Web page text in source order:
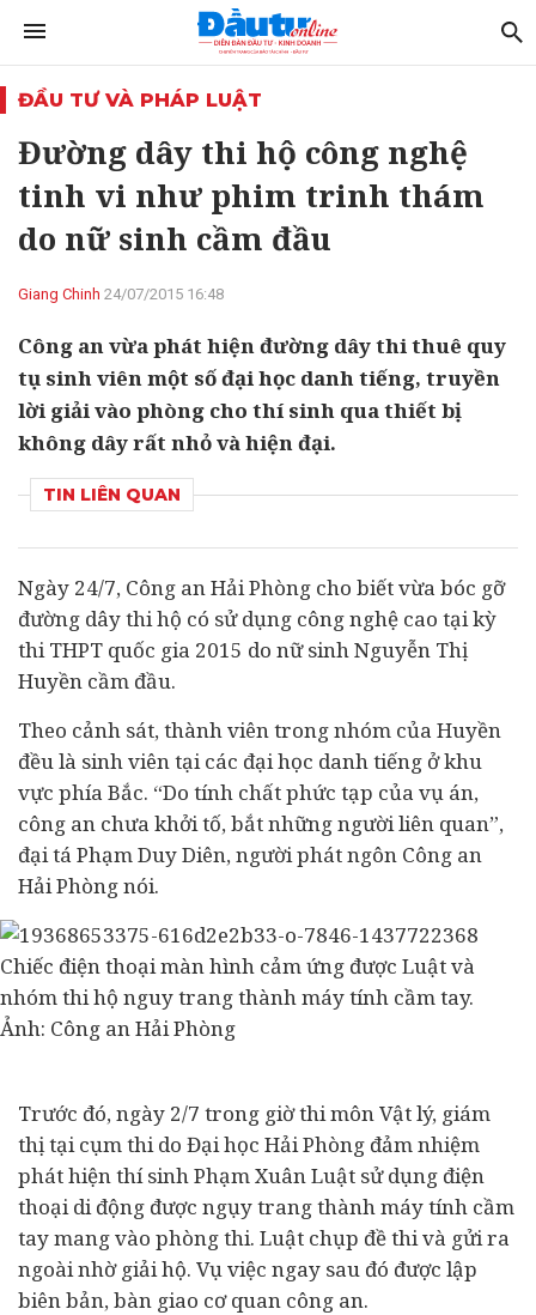
ĐẦU TƯ VÀ PHÁP LUẬT
Đường dây thi hộ công nghệ
tinh vi như phim trinh thám
do nữ sinh cầm đầu
Giang Chinh 24/07/2015 16:48
Công an vừa phát hiện đường dây thi thuê quy
tụ sinh viên một số đại học danh tiếng, truyền
lời giải vào phòng cho thí sinh qua thiết bị
không dây rất nhỏ và hiện đại.
TIN LIÊN QUAN
Ngày 24/7, Công an Hải Phòng cho biết vừa bóc gỡ
đường dây thi hộ có sử dụng công nghệ cao tại kỳ
thi THPT quốc gia 2015 do nữ sinh Nguyễn Thị
Huyền cầm đầu.
Theo cảnh sát, thành viên trong nhóm của Huyền
đều là sinh viên tại các đại học danh tiếng ở khu
vực phía Bắc. “Do tính chất phức tạp của vụ án,
công an chưa khởi tố, bắt những người liên quan”,
đại tá Phạm Duy Diên, người phát ngôn Công an
Hải Phòng nói.
Chiếc điện thoại màn hình cảm ứng được Luật và
nhóm thi hộ nguy trang thành máy tính cầm tay.
Ảnh: Công an Hải Phòng
Trước đó, ngày 2/7 trong giờ thi môn Vật lý, giám
thị tại cụm thi do Đại học Hải Phòng đảm nhiệm
phát hiện thí sinh Phạm Xuân Luật sử dụng điện
thoại di động được ngụy trang thành máy tính cầm
tay mang vào phòng thi. Luật chụp đề thi và gửi ra
ngoài nhờ giải hộ. Vụ việc ngay sau đó được lập
biên bản, bàn giao cơ quan công an.